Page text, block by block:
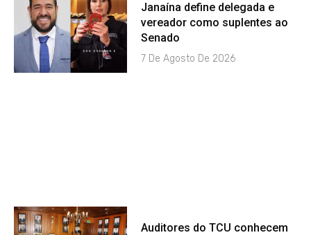
Janaína define delegada e
vereador como suplentes ao
Senado
7 De Agosto De 2026
Auditores do TCU conhecem